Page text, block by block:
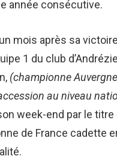
année consécutive.
mois après sa
1 du club
(championne
au niveau
week-end par le titre
de France cadette